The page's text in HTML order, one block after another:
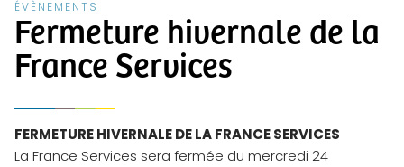
ÉVÈNEMENTS
Fermeture hivernale de la
France Services
FERMETURE HIVERNALE DE LA FRANCE SERVICES
La France Services sera fermée du mercredi 24